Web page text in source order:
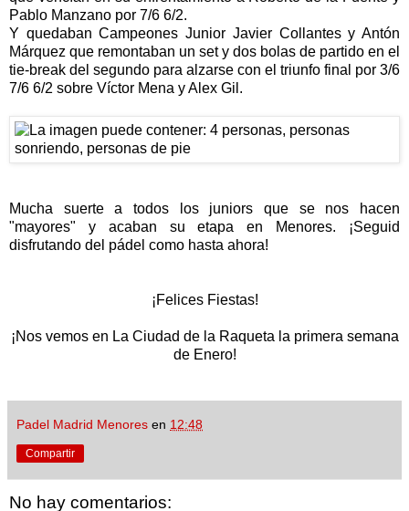
Pablo Manzano por 7/6 6/2.
Y quedaban Campeones Junior Javier Collantes y Antón
Márquez que remontaban un set y dos bolas de partido en el
tie-break del segundo para alzarse con el triunfo final por 3/6
7/6 6/2 sobre Víctor Mena y Alex Gil.
Mucha suerte a todos los juniors que se nos hacen
"mayores" y acaban su etapa en Menores.
¡Seguid
disfrutando del pádel como hasta ahora!
¡Felices Fiestas!
¡Nos vemos en La Ciudad de la Raqueta la primera semana
de Enero!
Padel Madrid Menores en 12:48
Compartir
No hay comentarios: